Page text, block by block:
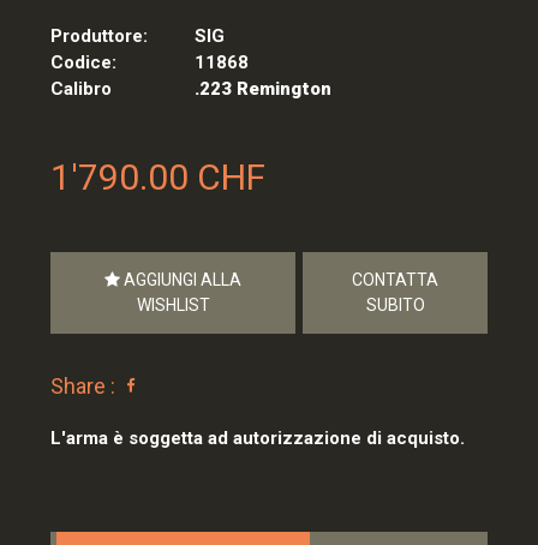
Produttore:
SIG
Codice:
11868
Calibro
.223 Remington
1'790.00 CHF
AGGIUNGI ALLA
WISHLIST
CONTATTA
SUBITO
Share :
L'arma è soggetta ad autorizzazione di acquisto.